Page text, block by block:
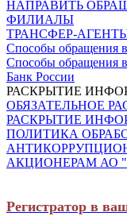
НАПРАВИТЬ
ФИЛИАЛЫ
ТРАНСФЕР-
Способы
Способы обращения в
Банк России
РАСКРЫТИЕ
ОБЯЗАТЕЛЬНОЕ
РАСКРЫТИЕ
ПОЛИТИКА
АКЦИОНЕРАМ АО
Регистратор в